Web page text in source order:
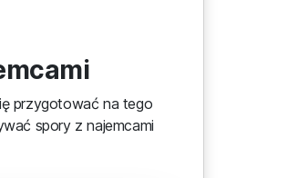
przygotować na tego
spory z najemcami